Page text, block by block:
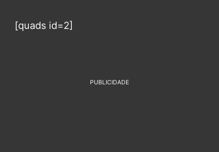
[quads id=2]
PUBLICIDADE